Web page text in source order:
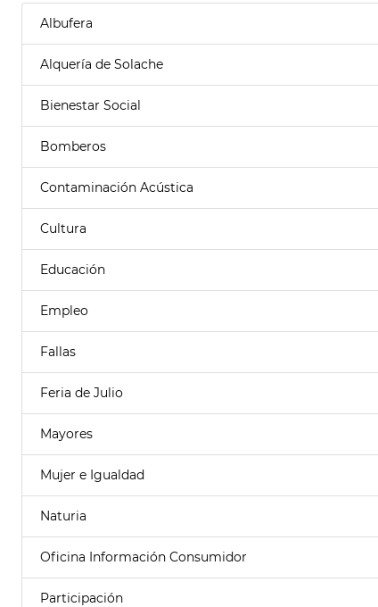
Albufera
Alquería de Solache
Bienestar Social
Bomberos
Contaminación Acústica
Cultura
Educación
Empleo
Fallas
Feria de Julio
Mayores
Mujer e Igualdad
Naturia
Oficina Información Consumidor
Participación